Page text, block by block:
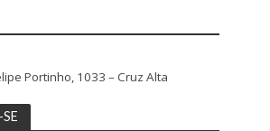
Portinho, 1033 – Cruz Alta